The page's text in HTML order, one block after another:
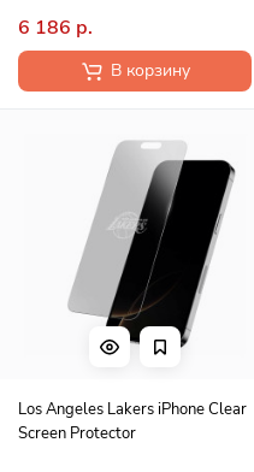
6 186 р.
В корзину
Los Angeles Lakers iPhone Clear
Screen Protector